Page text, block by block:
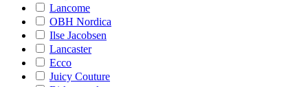
Lancome
OBH Nordica
Ilse Jacobsen
Lancaster
Ecco
Juicy Couture